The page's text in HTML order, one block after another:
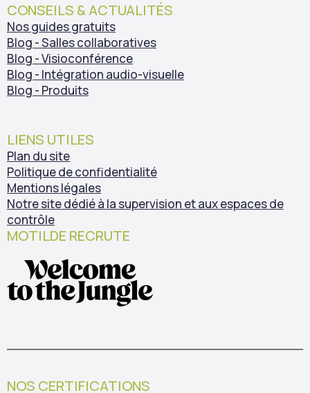
CONSEILS & ACTUALITÉS
Nos guides gratuits
Blog - Salles collaboratives
Blog - Visioconférence
Blog - Intégration audio-visuelle
Blog - Produits
LIENS UTILES
Plan du site
Politique de confidentialité
Mentions légales
Notre site dédié à la supervision et aux espaces de
contrôle
MOTILDE RECRUTE
NOS CERTIFICATIONS